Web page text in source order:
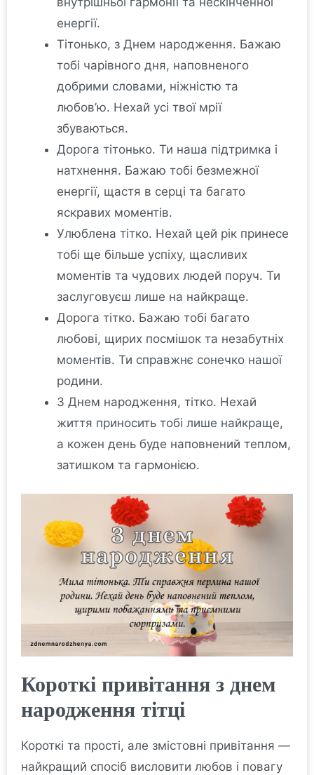
енергії.
Тітонько, з Днем народження. Бажаю
тобі чарівного дня, наповненого
добрими словами, ніжністю та
любов’ю. Нехай усі твої мрії
збуваються.
Дорога тітонько. Ти наша підтримка і
натхнення. Бажаю тобі безмежної
енергії, щастя в серці та багато
яскравих моментів.
Улюблена тітко. Нехай цей рік принесе
тобі ще більше успіху, щасливих
моментів та чудових людей поруч. Ти
заслуговуєш лише на найкраще.
Дорога тітко. Бажаю тобі багато
любові, щирих посмішок та незабутніх
моментів. Ти справжнє сонечко нашої
родини.
З Днем народження, тітко. Нехай
життя приносить тобі лише найкраще,
а кожен день буде наповнений теплом,
затишком та гармонією.
Короткі привітання з днем
народження тітці
Короткі та прості, але змістовні привітання —
найкращий спосіб висловити любов і повагу